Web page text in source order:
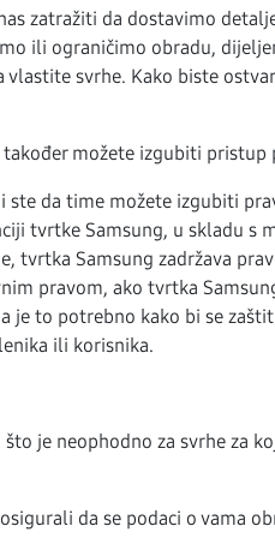
zatražiti da dostavimo
ili ograničimo obradu,
svrhe. Kako biste
možete izgubiti pristup
ste da time možete izgubiti
tvrtke Samsung, u skladu
tvrtka Samsung zadržava
pravom, ako tvrtka
je to potrebno kako bi se
ili korisnika.
je neophodno za svrhe za
da se podaci o vama